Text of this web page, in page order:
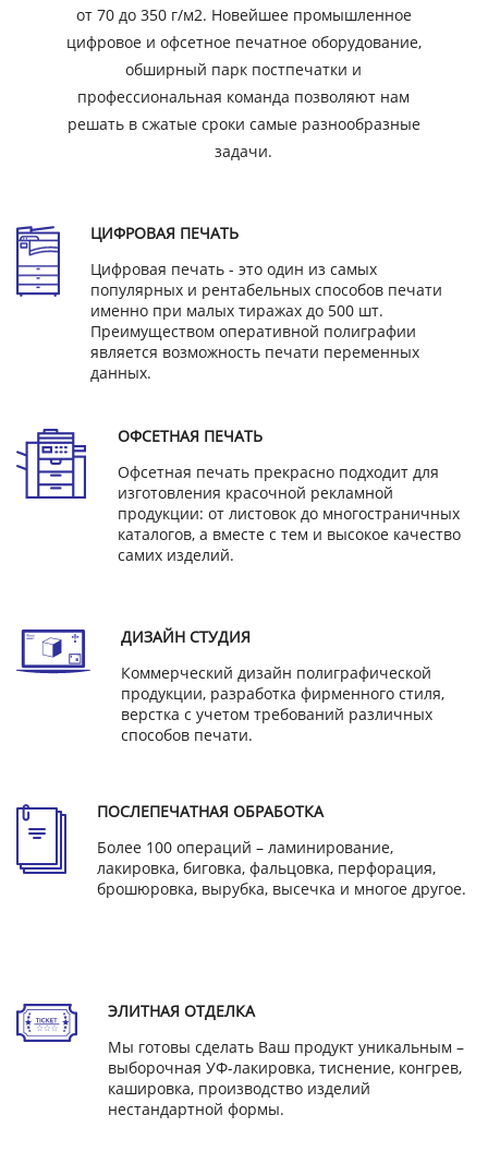
от 70 до 350 г/м2. Новейшее промышленное
цифровое и офсетное печатное оборудование,
обширный парк постпечатки и
профессиональная команда позволяют нам
решать в сжатые сроки самые разнообразные
задачи.
ЦИФРОВАЯ ПЕЧАТЬ
Цифровая печать - это один из самых
популярных и рентабельных способов печати
именно при малых тиражах до 500 шт.
Преимуществом оперативной полиграфии
является возможность печати переменных
данных.
ОФСЕТНАЯ ПЕЧАТЬ
Офсетная печать прекрасно подходит для
изготовления красочной рекламной
продукции: от листовок до многостраничных
каталогов, а вместе с тем и высокое качество
самих изделий.
ДИЗАЙН СТУДИЯ
Коммерческий дизайн полиграфической
продукции, разработка фирменного стиля,
верстка с учетом требований различных
способов печати.
ПОСЛЕПЕЧАТНАЯ ОБРАБОТКА
Более 100 операций – ламинирование,
лакировка, биговка, фальцовка, перфорация,
брошюровка, вырубка, высечка и многое другое.
ЭЛИТНАЯ ОТДЕЛКА
Мы готовы сделать Ваш продукт уникальным –
выборочная УФ-лакировка, тиснение, конгрев,
кашировка, производство изделий
нестандартной формы.